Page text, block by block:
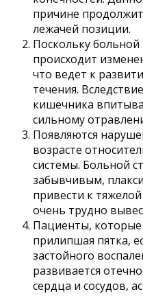
причине
лежачей позиции.
Поскольку больной
происходит
что ведет к
течения.
кишечника
сильному
Появляются
возрасте
системы. Больной
забывчивым,
привести к
очень трудно
Пациенты, которые
прилипшая пятка,
застойного
развивается
сердца и сосудов,